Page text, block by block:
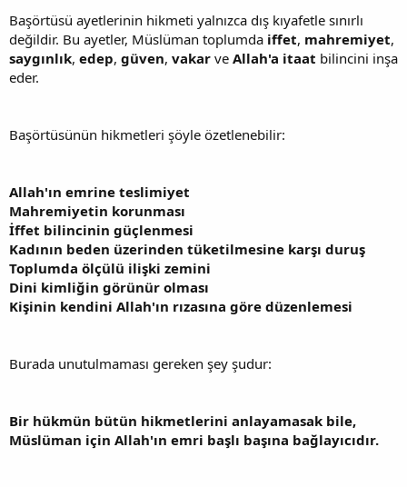
Başörtüsü ayetlerinin hikmeti yalnızca dış kıyafetle sınırlı
değildir. Bu ayetler, Müslüman toplumda iffet, mahremiyet,
saygınlık, edep, güven, vakar ve Allah'a itaat bilincini inşa
eder.
Başörtüsünün hikmetleri şöyle özetlenebilir:
Allah'ın emrine teslimiyet
Mahremiyetin korunması
İffet bilincinin güçlenmesi
Kadının beden üzerinden tüketilmesine karşı duruş
Toplumda ölçülü ilişki zemini
Dini kimliğin görünür olması
Kişinin kendini Allah'ın rızasına göre düzenlemesi
Burada unutulmaması gereken şey şudur:
Bir hükmün bütün hikmetlerini anlayamasak bile,
Müslüman için Allah'ın emri başlı başına bağlayıcıdır.